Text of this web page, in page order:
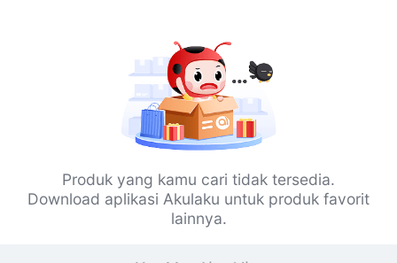
Produk yang kamu cari tidak tersedia.
Download aplikasi Akulaku untuk produk favorit
lainnya.